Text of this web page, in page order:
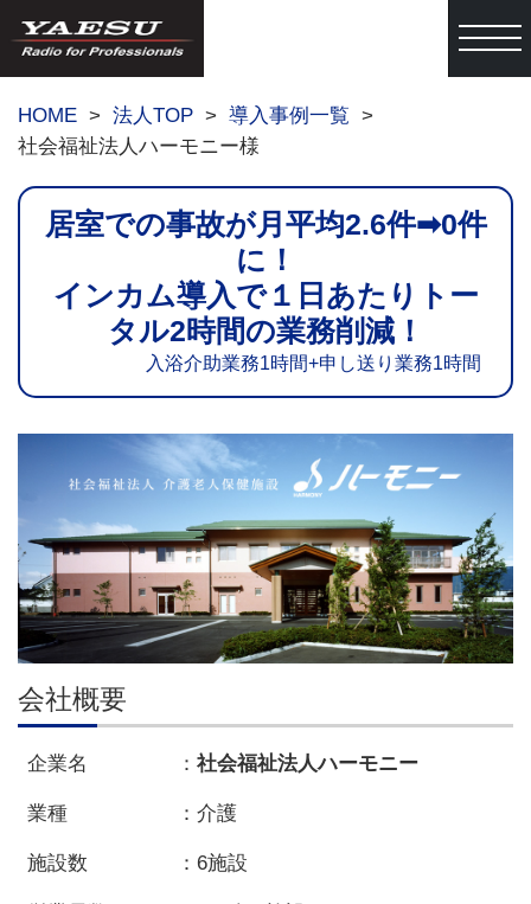
HOME 法人TOP
導入事例一覧
社会福祉法人ハーモニー様
居室での事故が月平均2.6件➡0件
に！
インカム導入で１日あたりトー
タル2時間の業務削減！
入浴介助業務1時間+申し送り業務1時間
会社概要
企業名 社会福祉法人ハーモニー
業種 介護
施設数 6施設